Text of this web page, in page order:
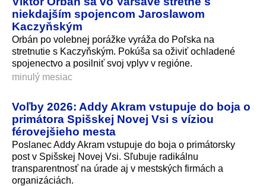
niekdajším spojencom Jaroslawom
Kaczyňským
Orbán po volebnej porážke vyráža do Poľska na
stretnutie s Kaczyňským. Pokúša sa oživiť ochladené
spojenectvo a posilniť svoj vplyv v regióne.
minulý mesiac
Voľby 2026: Addy Akram vstupuje do boja o
primátora Spišskej Novej Vsi s víziou
férovejšieho mesta
Poslanec Addy Akram vstupuje do boja o primátorsky
post v Spišskej Novej Vsi. Sľubuje radikálnu
transparentnosť na úrade aj v mestských firmách a
organizáciách.